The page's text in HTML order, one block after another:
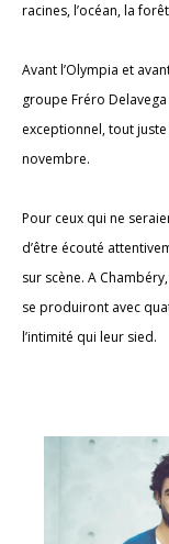
racines, l’océan, la
Avant l’Olympia et
groupe Fréro
exceptionnel, tout
novembre.
Pour ceux qui ne
d’être écouté
sur scène. A
se produiront avec
l’intimité qui leur sied.